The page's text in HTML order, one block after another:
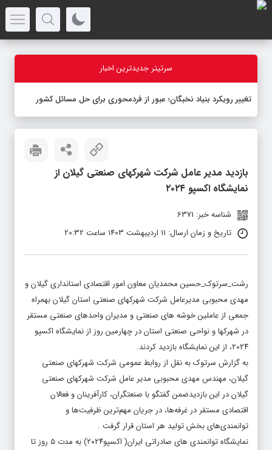
سرتیتر جدیدترین اخبار
تغییر رویکرد بنیاد نخبگان؛ عبور از فردمحوری برای حل مسائل کشور
بازدید مدیر عامل شرکت شهرکهای صنعتی گیلان از
نمایشگاه اکسپو ۲۰۲۴
شناسه خبر: 6371
تاریخ و زمان ارسال: 11 اردیبهشت 1403 ساعت 20:32
رشت_سرتوک_حسین محمدیان معاون امور اقتصادی استانداری گیلان و
مهدی محبوبی مدیرعامل شرکت شهرکهای صنعتی استان گیلان بهمراه
جمعی از عاملین خوشه های صنعتی و مدیران واحدهای صنعتی مستقر
در شهرکها و نواحی صنعتی استان در چهارمین روز از نمایشگاه اکسپو
۲۰۲۴، از این نمایشگاه بازدید کردند.
به گزارش سرتوک به نقل از روابط عمومی شرکت شهرکهای صنعتی
گیلان، مهندس مهدی محبوبی مدیر عامل شرکت شهرکهای صنعتی
گیلان در این بازدیدضمن گفتگو با صنعتگران، کارآفرینان و فعالان
اقتصادی مستقر در غرفه‌ها، در جریان مهم‌ترین ظرفیت‌ها و
توانمندی‌های بخش تولید هر استان قرار گرفت .
نمایشگاه توانمندی های صادراتی ایران( اکسپو۲۰۲۴) به مدت ۵ روز تا